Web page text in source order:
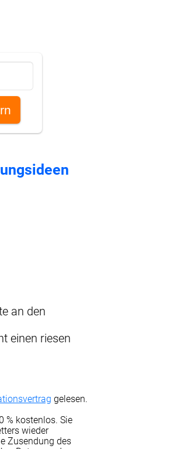
an den
einen riesen
gelesen.
% kostenlos. Sie
wieder
Zusendung des